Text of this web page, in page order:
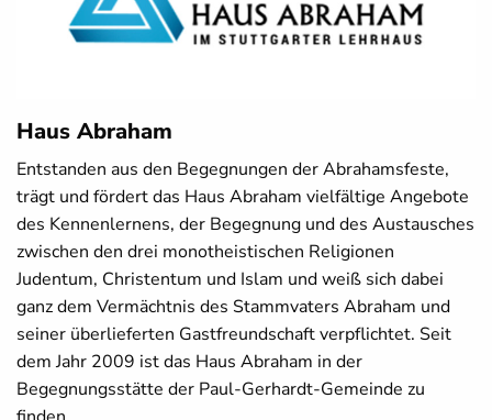
Haus Abraham
Entstanden aus den Begegnungen der Abrahamsfeste,
trägt und fördert das Haus Abraham vielfältige Angebote
des Kennenlernens, der Begegnung und des Austausches
zwischen den drei monotheistischen Religionen
Judentum, Christentum und Islam und weiß sich dabei
ganz dem Vermächtnis des Stammvaters Abraham und
seiner überlieferten Gastfreundschaft verpflichtet. Seit
dem Jahr 2009 ist das Haus Abraham in der
Begegnungsstätte der Paul-Gerhardt-Gemeinde zu